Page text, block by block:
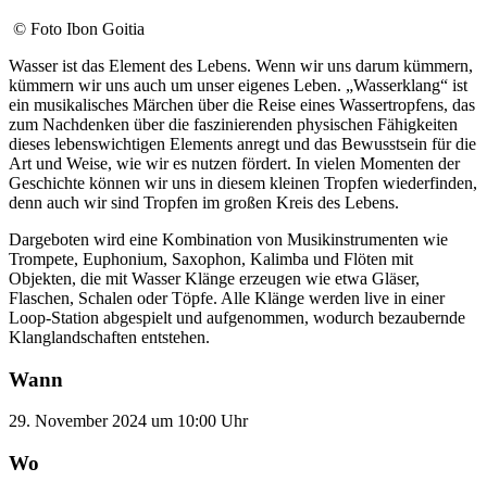
© Foto Ibon Goitia
Wasser ist das Element des Lebens. Wenn wir uns darum kümmern,
kümmern wir uns auch um unser eigenes Leben. „Wasserklang“ ist
ein musikalisches Märchen über die Reise eines Wassertropfens, das
zum Nachdenken über die faszinierenden physischen Fähigkeiten
dieses lebenswichtigen Elements anregt und das Bewusstsein für die
Art und Weise, wie wir es nutzen fördert. In vielen Momenten der
Geschichte können wir uns in diesem kleinen Tropfen wiederfinden,
denn auch wir sind Tropfen im großen Kreis des Lebens.
Dargeboten wird eine Kombination von Musikinstrumenten wie
Trompete, Euphonium, Saxophon, Kalimba und Flöten mit
Objekten, die mit Wasser Klänge erzeugen wie etwa Gläser,
Flaschen, Schalen oder Töpfe. Alle Klänge werden live in einer
Loop-Station abgespielt und aufgenommen, wodurch bezaubernde
Klanglandschaften entstehen.
Wann
29. November 2024 um 10:00 Uhr
Wo